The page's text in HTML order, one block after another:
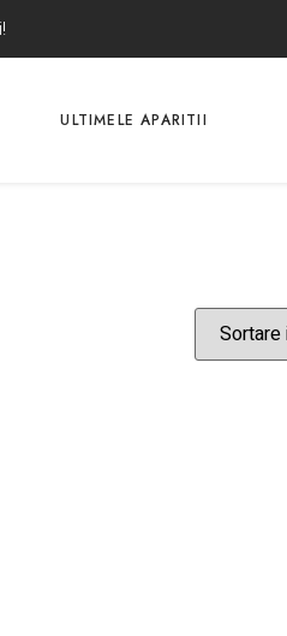
ULTIMELE APARITII